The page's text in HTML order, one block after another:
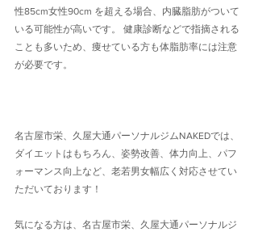
性85cm女性90cm を超える場合、内臓脂肪がついて
いる可能性が高いです。 健康診断などで指摘される
ことも多いため、痩せている方も体脂肪率には注意
が必要です。
名古屋市栄、久屋大通パーソナルジムNAKEDでは、
ダイエットはもちろん、姿勢改善、体力向上、パフ
ォーマンス向上など、老若男女幅広く対応させてい
ただいております！
気になる方は、名古屋市栄、久屋大通パーソナルジ